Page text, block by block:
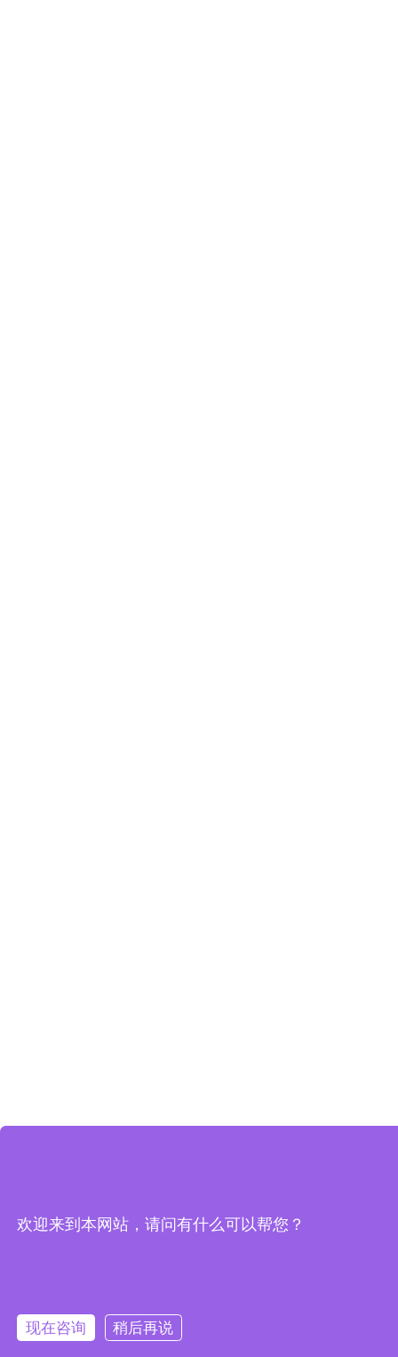
欢迎来到本网站，请问有什么可以帮您？
现在咨询 稍后再说